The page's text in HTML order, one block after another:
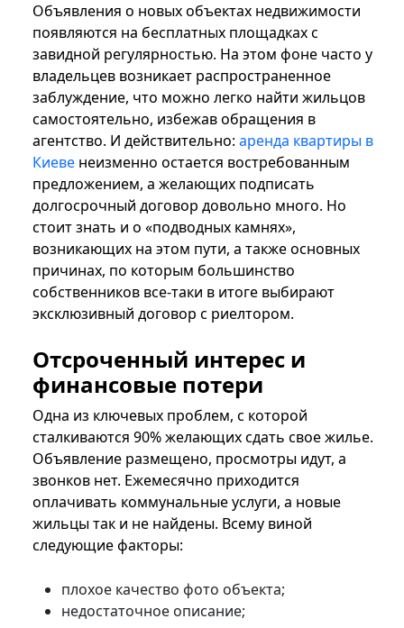
Объявления о новых объектах недвижимости
появляются на бесплатных площадках с
завидной регулярностью. На этом фоне часто у
владельцев возникает распространенное
заблуждение, что можно легко найти жильцов
самостоятельно, избежав обращения в
агентство. И действительно: аренда квартиры в
Киеве неизменно остается востребованным
предложением, а желающих подписать
долгосрочный договор довольно много. Но
стоит знать и о «подводных камнях»,
возникающих на этом пути, а также основных
причинах, по которым большинство
собственников все-таки в итоге выбирают
эксклюзивный договор с риелтором.
Отсроченный интерес и
финансовые потери
Одна из ключевых проблем, с которой
сталкиваются 90% желающих сдать свое жилье.
Объявление размещено, просмотры идут, а
звонков нет. Ежемесячно приходится
оплачивать коммунальные услуги, а новые
жильцы так и не найдены. Всему виной
следующие факторы:
плохое качество фото объекта;
недостаточное описание;